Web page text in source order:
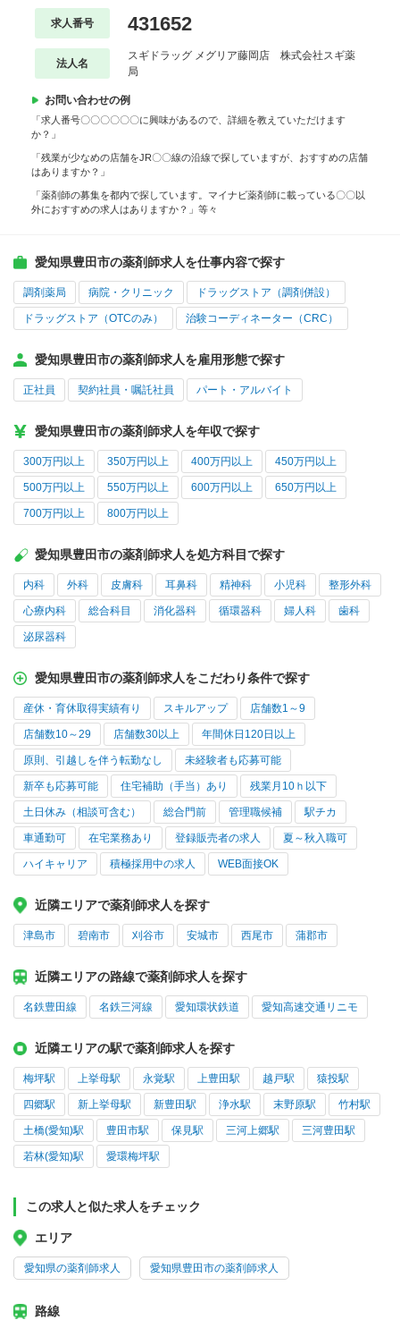
求人番号 431652
法人名
スギドラッグ メグリア藤岡店 株式会社スギ薬
局
お問い合わせの例
「求人番号〇〇〇〇〇〇に興味があるので、詳細を教えていただけます
か？」
「残業が少なめの店舗をJR〇〇線の沿線で探していますが、おすすめの店舗
はありますか？」
「薬剤師の募集を都内で探しています。マイナビ薬剤師に載っている〇〇以
外におすすめの求人はありますか？」等々
愛知県豊田市の薬剤師求人を仕事内容で探す
調剤薬局 病院・クリニック ドラッグストア（調剤併設）
ドラッグストア（OTCのみ） 治験コーディネーター（CRC）
愛知県豊田市の薬剤師求人を雇用形態で探す
正社員 契約社員・嘱託社員 パート・アルバイト
愛知県豊田市の薬剤師求人を年収で探す
300万円以上 350万円以上 400万円以上 450万円以上
500万円以上 550万円以上 600万円以上 650万円以上
700万円以上 800万円以上
愛知県豊田市の薬剤師求人を処方科目で探す
内科 外科 皮膚科 耳鼻科 精神科 小児科 整形外科
心療内科 総合科目 消化器科 循環器科 婦人科 歯科
泌尿器科
愛知県豊田市の薬剤師求人をこだわり条件で探す
産休・育休取得実績有り スキルアップ 店舗数1～9
店舗数10～29 店舗数30以上 年間休日120日以上
原則、引越しを伴う転勤なし 未経験者も応募可能
新卒も応募可能 住宅補助（手当）あり 残業月10ｈ以下
土日休み（相談可含む） 総合門前 管理職候補 駅チカ
車通勤可 在宅業務あり 登録販売者の求人 夏～秋入職可
ハイキャリア 積極採用中の求人 WEB面接OK
近隣エリアで薬剤師求人を探す
津島市 碧南市 刈谷市 安城市 西尾市 蒲郡市
近隣エリアの路線で薬剤師求人を探す
名鉄豊田線 名鉄三河線 愛知環状鉄道 愛知高速交通リニモ
近隣エリアの駅で薬剤師求人を探す
梅坪駅 上挙母駅 永覚駅 上豊田駅 越戸駅 猿投駅
四郷駅 新上挙母駅 新豊田駅 浄水駅 末野原駅 竹村駅
土橋(愛知)駅 豊田市駅 保見駅 三河上郷駅 三河豊田駅
若林(愛知)駅 愛環梅坪駅
この求人と似た求人をチェック
エリア
愛知県の薬剤師求人 愛知県豊田市の薬剤師求人
路線